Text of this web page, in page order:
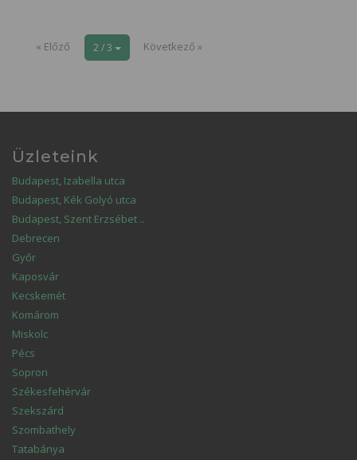
« Előző 2 / 3 Következő »
Üzleteink
Budapest, Izabella utca
Budapest, Kék Golyó utca
Budapest, Szent Erzsébet ..
Debrecen
Győr
Kaposvár
Kecskemét
Komárom
Miskolc
Pécs
Sopron
Székesfehérvár
Szekszárd
Szombathely
Tatabánya